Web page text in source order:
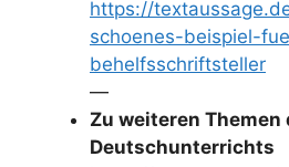
https://
schoenes-beispiel-
behelfsschriftsteller
—
Zu weiteren Themen
Deutschunterrichts